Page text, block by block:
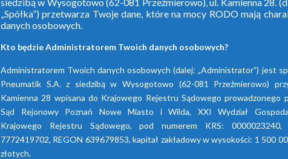
W ofercie naszej
„Spółka”) przetwarza Twoje dane, które na mocy RODO mają
danych osobowych.
Kto będzie Administratorem Twoich danych osobowych?
Administratorem Twoich danych osobowych (dalej: „Administrator”) jest
Pneumatik S.A. z siedzibą w Wysogotowo (62-081 Przeźmierowo)
Kamienna 28 wpisana do Krajowego Rejestru Sądowego prowadzonego
Sąd Rejonowy Poznań Nowe Miasto i Wilda, XXI Wydział
Krajowego Rejestru Sądowego, pod numerem KRS: 0000023240,
7772419702, REGON 639679853, kapitał zakładowy w wysokości: 1 500
złotych.